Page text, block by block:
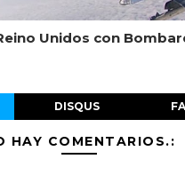
Unidos con
DISQUS
HAY COMENTARIOS.: